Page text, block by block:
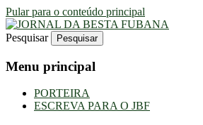
Pular para o conteúdo principal
JORNAL DA BESTA
Uma Gazeta Escrota
Pesquisar
Menu principal
PORTEIRA
ESCREVA PARA O JBF